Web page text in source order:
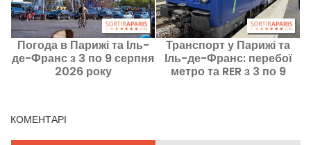
Погода в Парижі та Іль-
де-Франс з 3 по 9 серпня
2026 року
Транспорт у Парижі та
Іль-де-Франс: перебої
метро та RER з 3 по 9
КОМЕНТАРІ